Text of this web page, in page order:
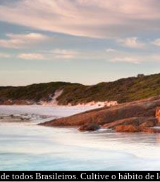
de todos Brasileiros. Cultive o hábito de